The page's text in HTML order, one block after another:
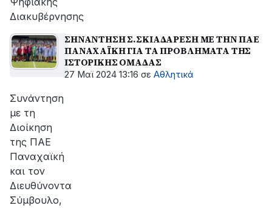
Διακυβέρνησης
ΣΗΝΑΝΤΗΣΗ Σ.ΣΚΙΑΔΑΡΕΣΗ ΜΕ ΤΗΝ ΠΑΕ
ΠΑΝΑΧΑΪΚΗ ΓΙΑ ΤΑ ΠΡΟΒΛΗΜΑΤΑ ΤΗΣ
ΙΣΤΟΡΙΚΗΣ ΟΜΑΔΑΣ
27 Μαϊ 2024 13:16 σε Αθλητικά
Συνάντηση
με τη
Διοίκηση
της ΠΑΕ
Παναχαϊκή
και τον
Διευθύνοντα
Σύμβουλο,